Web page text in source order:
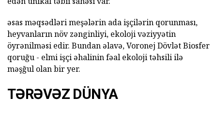
əsas məqsədləri meşələrin ada işçilərin qorunması,
heyvanların növ zənginliyi, ekoloji vəziyyətin
öyrənilməsi edir. Bundan əlavə, Voronej Dövlət Biosfer
qoruğu - elmi işçi əhalinin fəal ekoloji təhsili ilə
məşğul olan bir yer.
TƏRƏVƏZ DÜNYA